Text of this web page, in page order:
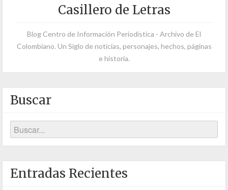
Casillero de Letras
Blog Centro de Información Periodística - Archivo de El
Colombiano. Un Siglo de noticias, personajes, hechos, páginas
e historia.
Buscar
Entradas Recientes